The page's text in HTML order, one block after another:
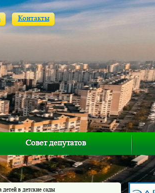
Контакты
Совет депутатов
в детские сады